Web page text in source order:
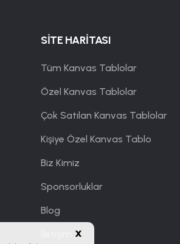
SİTE HARİTASI
Tüm Kanvas Tablolar
Özel Kanvas Tablolar
Çok Satılan Kanvas Tablolar
Kişiye Özel Kanvas Tablo
Biz Kimiz
Sponsorluklar
Blog
x